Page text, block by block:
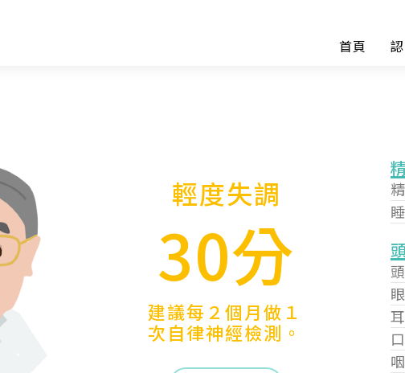
首頁
輕度失調
30分
建議每２個月做１
次自律神經檢測。